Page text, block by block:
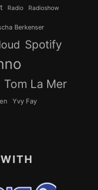
Radio Radioshow
Berkenser
Spotify
Tom La Mer
Yvy Fay